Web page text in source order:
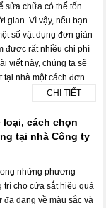
sửa chữa có thể tốn
gian. Vì vậy, nếu bạn
số vật dụng đơn giản
được rất nhiều chi phí
viết này, chúng ta sẽ
tại nhà một cách đơn
CHI TIẾT
loại, cách chọn
tại nhà Công ty
những phương
trí cho cửa sắt hiệu quả
đa dạng về màu sắc và